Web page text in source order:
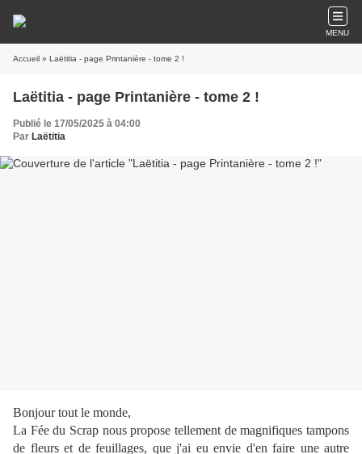
MENU
Accueil » Laëtitia - page Printanière - tome 2 !
Laëtitia - page Printanière - tome 2 !
Publié le 17/05/2025 à 04:00
Par Laëtitia
Bonjour tout le monde,
La Fée du Scrap nous propose tellement de magnifiques tampons
de fleurs et de feuillages, que j'ai eu envie d'en faire une autre